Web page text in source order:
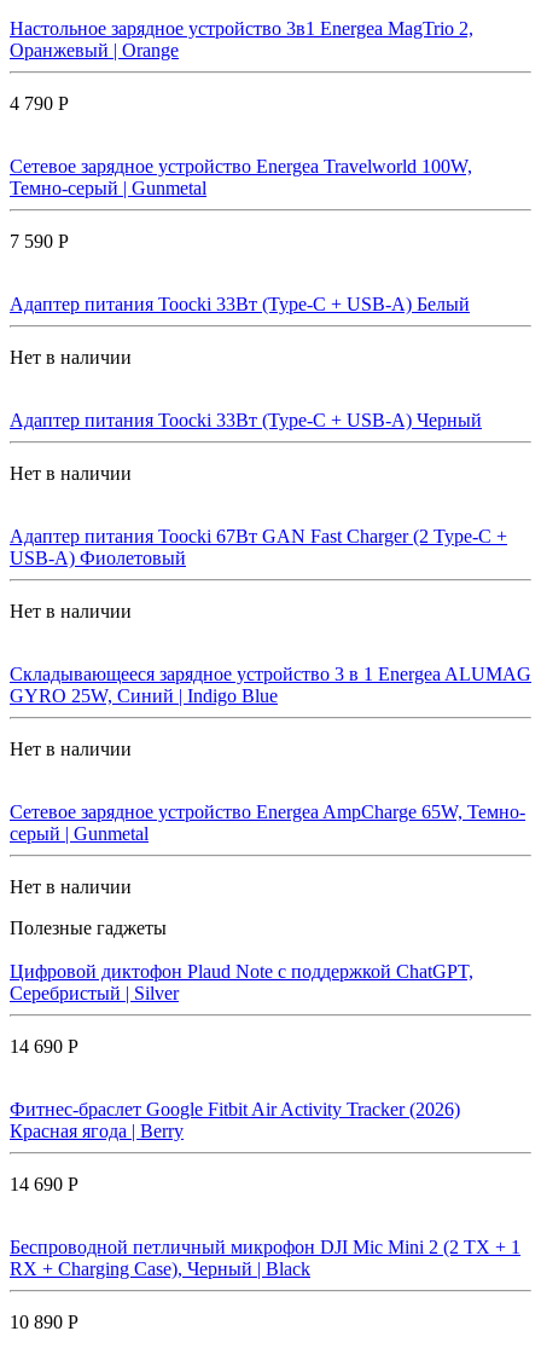
Настольное зарядное устройство 3в1 Energea MagTrio 2,
Оранжевый | Orange
4 790 Р
Сетевое зарядное устройство Energea Travelworld 100W,
Темно-серый | Gunmetal
7 590 Р
Адаптер питания Toocki 33Вт (Type-C + USB-A) Белый
Нет в наличии
Адаптер питания Toocki 33Вт (Type-C + USB-A) Черный
Нет в наличии
Адаптер питания Toocki 67Вт GAN Fast Charger (2 Type-C +
USB-A) Фиолетовый
Нет в наличии
Складывающееся зарядное устройство 3 в 1 Energea ALUMAG
GYRO 25W, Синий | Indigo Blue
Нет в наличии
Сетевое зарядное устройство Energea AmpCharge 65W, Темно-
серый | Gunmetal
Нет в наличии
Полезные гаджеты
Цифровой диктофон Plaud Note с поддержкой ChatGPT,
Серебристый | Silver
14 690 Р
Фитнес-браслет Google Fitbit Air Activity Tracker (2026)
Красная ягода | Berry
14 690 Р
Беспроводной петличный микрофон DJI Mic Mini 2 (2 TX + 1
RX + Charging Case), Черный | Black
10 890 Р